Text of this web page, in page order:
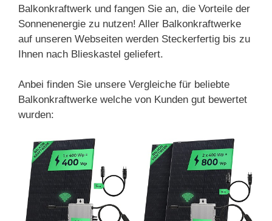
Balkonkraftwerk und fangen Sie an, die Vorteile der
Sonnenenergie zu nutzen! Aller Balkonkraftwerke
auf unseren Webseiten werden Steckerfertig bis zu
Ihnen nach Blieskastel geliefert.
Anbei finden Sie unsere Vergleiche für beliebte
Balkonkraftwerke welche von Kunden gut bewertet
wurden: